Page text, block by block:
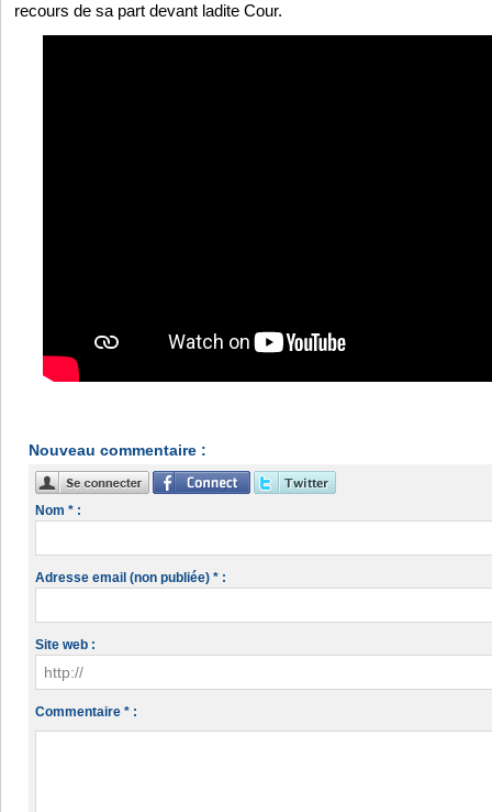
recours de sa part devant ladite Cour.
Nouveau commentaire :
Nom * :
Adresse email (non publiée) * :
Site web :
Commentaire * :